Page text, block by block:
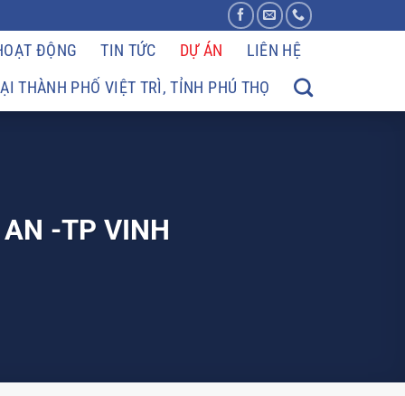
ĐỘNG TIN TỨC DỰ ÁN LIÊN HỆ
THÀNH PHỐ VIỆT TRÌ, TỈNH PHÚ THỌ
-TP VINH